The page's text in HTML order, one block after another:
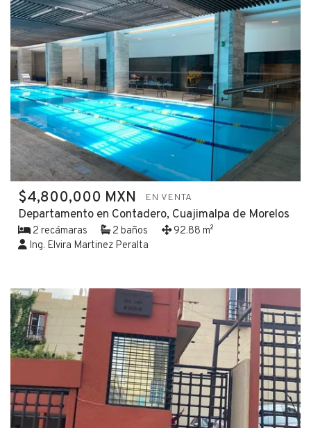
$4,800,000 MXN EN VENTA
Departamento en Contadero, Cuajimalpa de Morelos
2 recámaras 2 baños
92.88 m²
Ing. Elvira Martinez Peralta